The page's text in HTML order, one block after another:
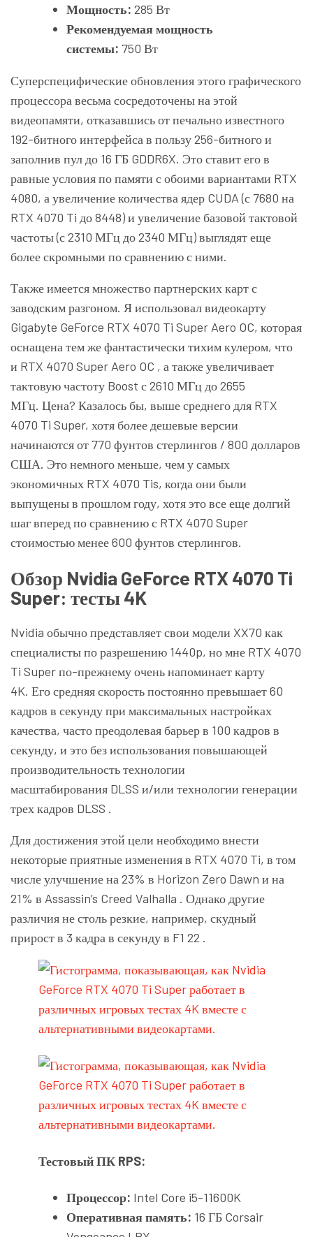
Мощность: 285 Вт
Рекомендуемая мощность
системы: 750 Вт
Суперспецифические обновления этого графического
процессора весьма сосредоточены на этой
видеопамяти, отказавшись от печально известного
192-битного интерфейса в пользу 256-битного и
заполнив пул до 16 ГБ GDDR6X. Это ставит его в
равные условия по памяти с обоими вариантами RTX
4080, а увеличение количества ядер CUDA (с 7680 на
RTX 4070 Ti до 8448) и увеличение базовой тактовой
частоты (с 2310 МГц до 2340 МГц) выглядят еще
более скромными по сравнению с ними.
Также имеется множество партнерских карт с
заводским разгоном. Я использовал видеокарту
Gigabyte GeForce RTX 4070 Ti Super Aero OC, которая
оснащена тем же фантастически тихим кулером, что
и RTX 4070 Super Aero OC , а также увеличивает
тактовую частоту Boost с 2610 МГц до 2655
МГц. Цена? Казалось бы, выше среднего для RTX
4070 Ti Super, хотя более дешевые версии
начинаются от 770 фунтов стерлингов / 800 долларов
США. Это немного меньше, чем у самых
экономичных RTX 4070 Tis, когда они были
выпущены в прошлом году, хотя это все еще долгий
шаг вперед по сравнению с RTX 4070 Super
стоимостью менее 600 фунтов стерлингов.
Обзор Nvidia GeForce RTX 4070 Ti
Super: тесты 4K
Nvidia обычно представляет свои модели XX70 как
специалисты по разрешению 1440p, но мне RTX 4070
Ti Super по-прежнему очень напоминает карту
4K. Его средняя скорость постоянно превышает 60
кадров в секунду при максимальных настройках
качества, часто преодолевая барьер в 100 кадров в
секунду, и это без использования повышающей
производительность технологии
масштабирования DLSS и/или технологии генерации
трех кадров DLSS .
Для достижения этой цели необходимо внести
некоторые приятные изменения в RTX 4070 Ti, в том
числе улучшение на 23% в Horizon Zero Dawn и на
21% в Assassin’s Creed Valhalla . Однако другие
различия не столь резкие, например, скудный
прирост в 3 кадра в секунду в F1 22 .
Тестовый ПК RPS:
Процессор: Intel Core i5-11600K
Оперативная память: 16 ГБ Corsair